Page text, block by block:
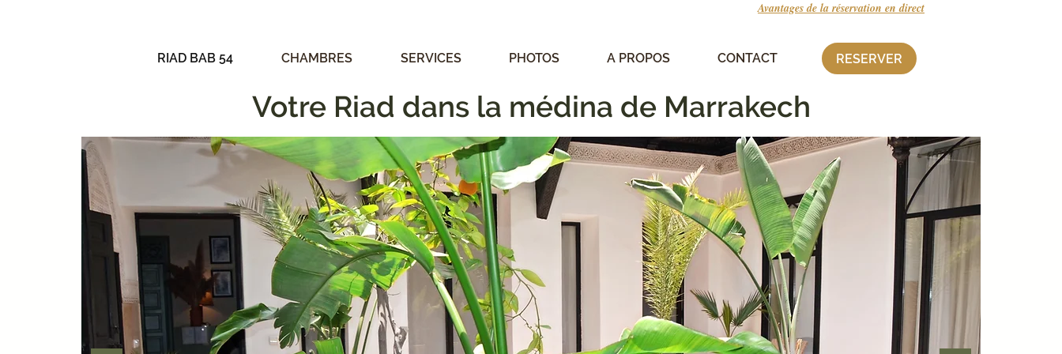
Avantages de la réservation en direct
RIAD BAB 54 CHAMBRES SERVICES PHOTOS A PROPOS CONTACT RESERVER
Votre Riad dans la médina de Marrakech